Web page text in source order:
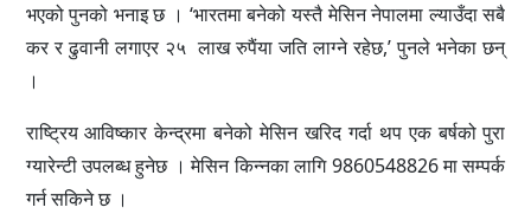
भएको पुनको भनाइ छ । ‘भारतमा बनेको यस्तै मेसिन नेपालमा ल्याउँदा सबै
कर र ढुवानी लगाएर २५ लाख रुपैंया जति लाग्ने रहेछ,’ पुनले भनेका छन्
।
राष्ट्रिय आविष्कार केन्द्रमा बनेको मेसिन खरिद गर्दा थप एक बर्षको पुरा
ग्यारेन्टी उपलब्ध हुनेछ । मेसिन किन्नका लागि 9860548826 मा सम्पर्क
गर्न सकिने छ ।